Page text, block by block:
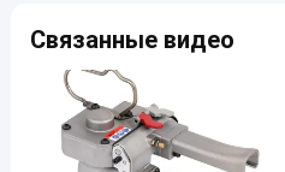
Связанные видео